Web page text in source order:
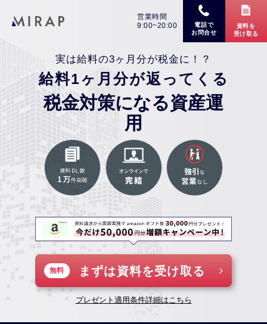
営業時間
9:00~20:00
電話で
お問合せ
資料を
受け取る
実は給料の3ヶ月分が税金に！？
給料1ヶ月分が返ってくる
税金対策になる資産運
用
無料 まずは資料を受け取る
プレゼント適用条件詳細はこちら